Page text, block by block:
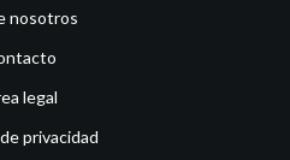
nosotros
legal
privacidad